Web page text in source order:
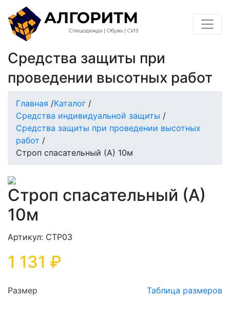
Средства защиты при
проведении высотных работ
Главная /Каталог /
Средства индивидуальной защиты /
Средства защиты при проведении высотных
работ /
Строп спасательный (А) 10м
Строп спасательный (А)
10м
Артикул: СТР03
1 131 ₽
Размер Таблица размеров